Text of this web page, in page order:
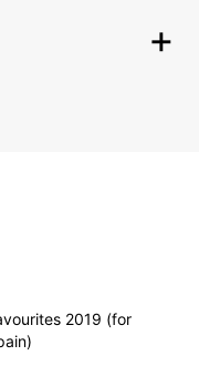
2019 (for